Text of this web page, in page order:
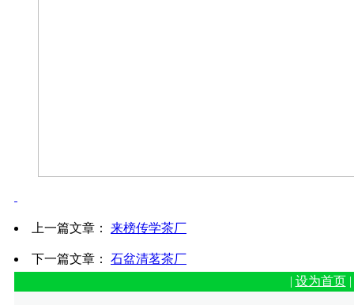
上一篇文章： 来榜传学茶厂
下一篇文章： 石盆清茗茶厂
| 设为首页|